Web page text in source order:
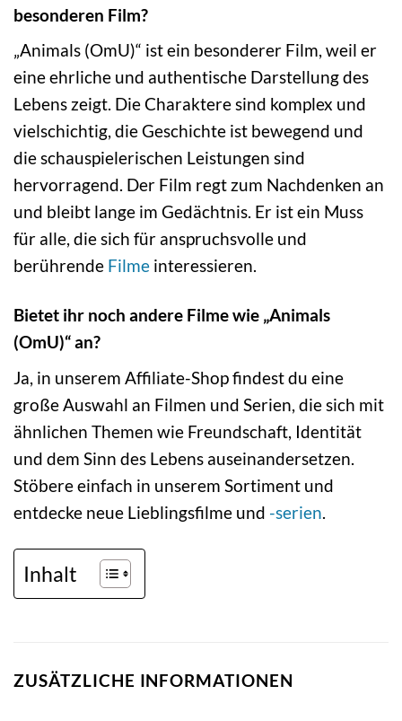
besonderen Film?
„Animals (OmU)“ ist ein besonderer Film, weil er
eine ehrliche und authentische Darstellung des
Lebens zeigt. Die Charaktere sind komplex und
vielschichtig, die Geschichte ist bewegend und
die schauspielerischen Leistungen sind
hervorragend. Der Film regt zum Nachdenken an
und bleibt lange im Gedächtnis. Er ist ein Muss
für alle, die sich für anspruchsvolle und
berührende Filme interessieren.
Bietet ihr noch andere Filme wie „Animals
(OmU)“ an?
Ja, in unserem Affiliate-Shop findest du eine
große Auswahl an Filmen und Serien, die sich mit
ähnlichen Themen wie Freundschaft, Identität
und dem Sinn des Lebens auseinandersetzen.
Stöbere einfach in unserem Sortiment und
entdecke neue Lieblingsfilme und -serien.
Inhalt
ZUSÄTZLICHE INFORMATIONEN